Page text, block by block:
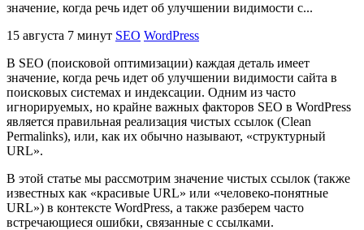
значение, когда речь идет об улучшении видимости с...
15 августа 7 минут SEO WordPress
В SEO (поисковой оптимизации) каждая деталь имеет
значение, когда речь идет об улучшении видимости сайта в
поисковых системах и индексации. Одним из часто
игнорируемых, но крайне важных факторов SEO в WordPress
является правильная реализация чистых ссылок (Clean
Permalinks), или, как их обычно называют, «структурный
URL».
В этой статье мы рассмотрим значение чистых ссылок (также
известных как «красивые URL» или «человеко-понятные
URL») в контексте WordPress, а также разберем часто
встречающиеся ошибки, связанные с ссылками.